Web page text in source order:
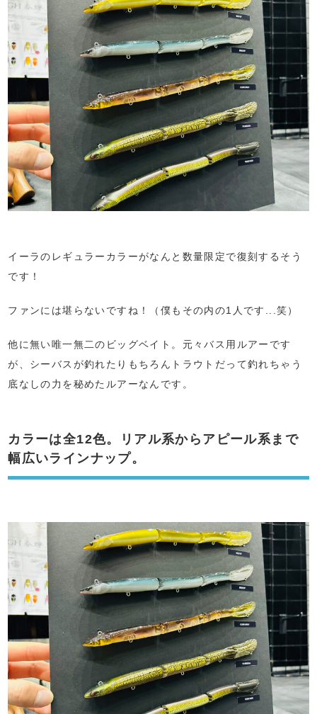
イーラのレギュラーカラーがなんと数量限定で復刻するそう
です！
ファンには堪らないですね！（僕もその内の1人です...笑）
他に無い唯一無二のビッグベイト。元々バス用ルアーです
が、シーバスが釣れたりもちろんトラウトだって釣れちゃう
底なしの力を秘めたルアーなんです。
カラーは全12色。リアル系からアピール系まで
幅広いラインナップ。